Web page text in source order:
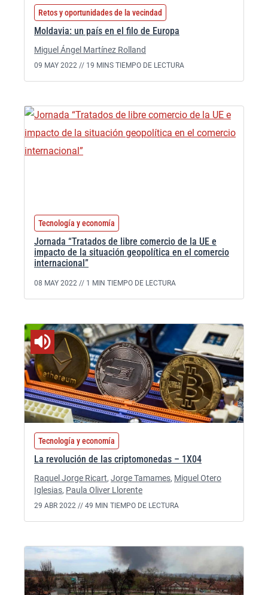
Retos y oportunidades de la vecindad
Moldavia: un país en el filo de Europa
Miguel Ángel Martínez Rolland
09 MAY 2022 // 19 MINS TIEMPO DE LECTURA
Tecnología y economía
Jornada “Tratados de libre comercio de la UE e
impacto de la situación geopolítica en el comercio
internacional”
08 MAY 2022 // 1 MIN TIEMPO DE LECTURA
Tecnología y economía
La revolución de las criptomonedas – 1X04
Raquel Jorge Ricart, Jorge Tamames, Miguel Otero
Iglesias, Paula Oliver Llorente
29 ABR 2022 // 49 MIN TIEMPO DE LECTURA